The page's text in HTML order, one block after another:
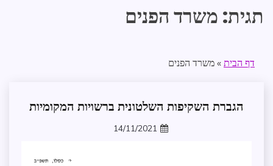
תגית: משרד הפנים
דף הבית » משרד הפנים
חופש
מדיניות
הגברת השקיפות השלטונית ברשויות המקומיות
14/11/2021